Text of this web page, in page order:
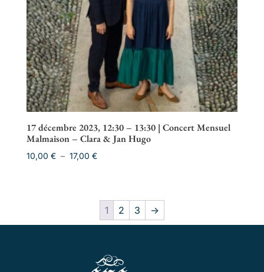
17 décembre 2023, 12:30 – 13:30 | Concert Mensuel
Malmaison – Clara & Jan Hugo
10,00 € – 17,00 €Plage
17,00 €
1 2 3 →